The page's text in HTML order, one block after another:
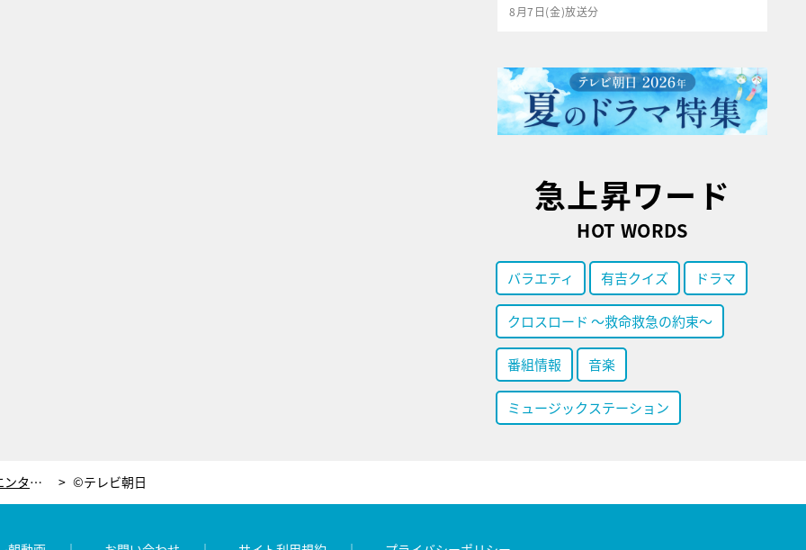
8月7日(金)放送分
急上昇ワード
HOT WORDS
バラエティ 有吉クイズ ドラマ
クロスロード ～救命救急の約束～
番組情報 音楽
ミュージックステーション
水谷豊の迫力ある殺陣も見もの！痛快エンタメ時代劇『無用庵隠居修行』 ©テレビ朝日